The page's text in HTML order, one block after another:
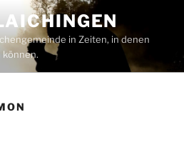
in Zeiten, in denen